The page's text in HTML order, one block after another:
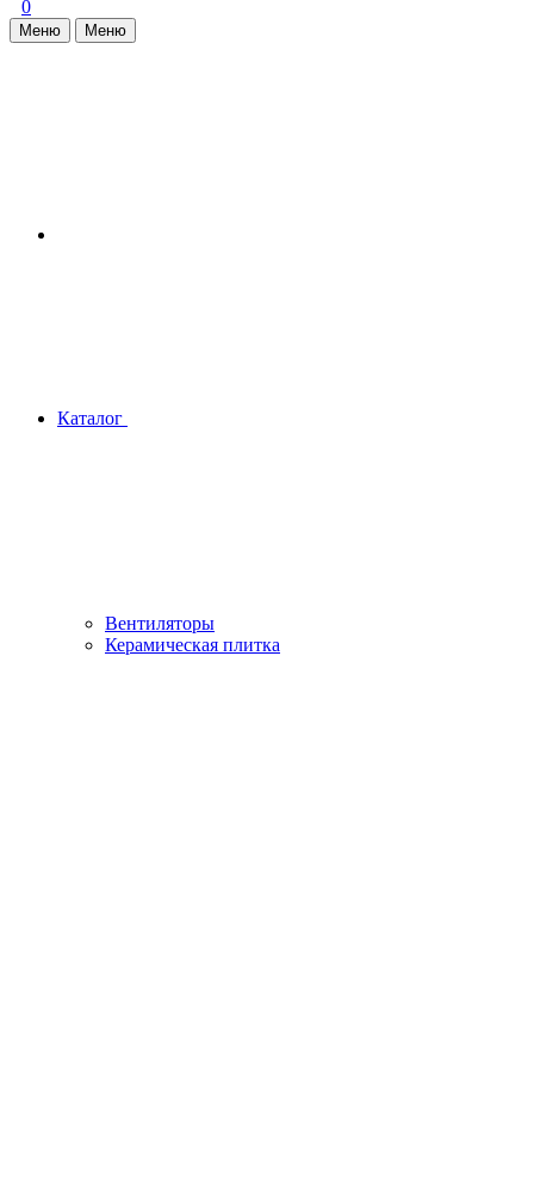
0
Меню Меню
Каталог
Вентиляторы
Керамическая плитка